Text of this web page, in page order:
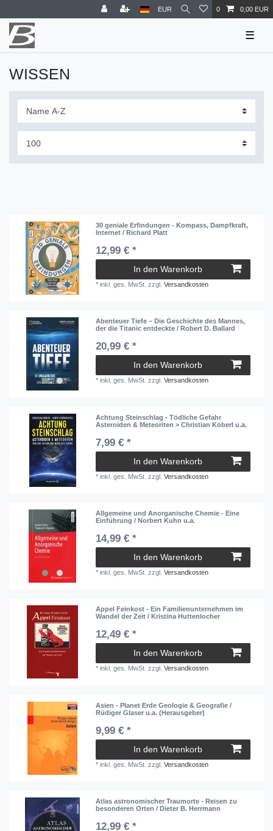
EUR 0 0,00 EUR
☰
WISSEN
30 geniale Erfindungen - Kompass, Dampfkraft,
Internet / Richard Platt
12,99 € *
In den Warenkorb
*inkl. ges. MwSt. zzgl.Versandkosten
Abenteuer Tiefe – Die Geschichte des Mannes,
der die Titanic entdeckte / Robert D. Ballard
20,99 € *
In den Warenkorb
*inkl. ges. MwSt. zzgl.Versandkosten
Achtung Steinschlag - Tödliche Gefahr
Asteroiden & Meteoriten > Christian Köberl u.a.
7,99 € *
In den Warenkorb
*inkl. ges. MwSt. zzgl.Versandkosten
Allgemeine und Anorganische Chemie - Eine
Einführung / Norbert Kuhn u.a.
14,99 € *
In den Warenkorb
*inkl. ges. MwSt. zzgl.Versandkosten
Appel Feinkost - Ein Familienunternehmen im
Wandel der Zeit / Kristina Huttenlocher
12,49 € *
In den Warenkorb
*inkl. ges. MwSt. zzgl.Versandkosten
Asien - Planet Erde Geologie & Geografie /
Rüdiger Glaser u.a. (Herausgeber)
9,99 € *
In den Warenkorb
*inkl. ges. MwSt. zzgl.Versandkosten
Atlas astronomischer Traumorte - Reisen zu
besonderen Orten / Dieter B. Herrmann
12,99 € *